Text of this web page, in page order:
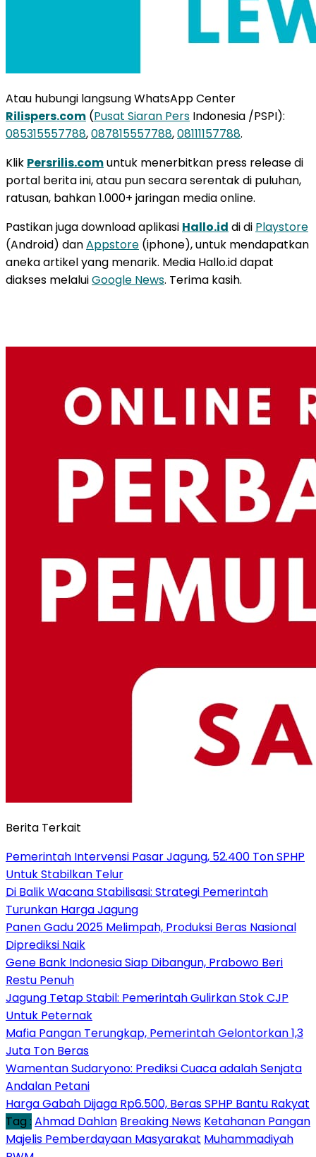
Atau hubungi langsung WhatsApp Center
Rilispers.com (Pusat Siaran Pers Indonesia /PSPI):
085315557788,087815557788,08111157788.
Klik Persrilis.comuntuk menerbitkan press release di
portal berita ini, atau pun secara serentak di puluhan,
ratusan, bahkan 1.000+ jaringan media online.
Pastikan juga download aplikasi Hallo.id di di Playstore
(Android) danAppstore (iphone), untuk mendapatkan
aneka artikel yang menarik. Media Hallo.id dapat
diakses melaluiGoogle News. Terima kasih.
Berita Terkait
Pemerintah Intervensi Pasar Jagung, 52.400 Ton SPHP
Untuk Stabilkan Telur
Di Balik Wacana Stabilisasi: Strategi Pemerintah
Turunkan Harga Jagung
Panen Gadu 2025 Melimpah, Produksi Beras Nasional
Diprediksi Naik
Gene Bank Indonesia Siap Dibangun, Prabowo Beri
Restu Penuh
Jagung Tetap Stabil: Pemerintah Gulirkan Stok CJP
Untuk Peternak
Mafia Pangan Terungkap, Pemerintah Gelontorkan 1,3
Juta Ton Beras
Wamentan Sudaryono: Prediksi Cuaca adalah Senjata
Andalan Petani
Harga Gabah Dijaga Rp6.500, Beras SPHP Bantu Rakyat
Tag : Ahmad Dahlan Breaking News Ketahanan Pangan
Majelis Pemberdayaan Masyarakat Muhammadiyah